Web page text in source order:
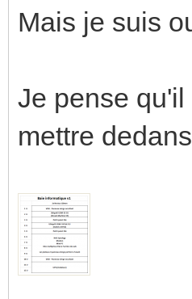
Mais je suis
Je pense
mettre